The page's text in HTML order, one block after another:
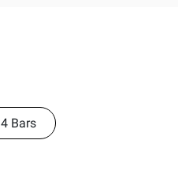
4 Bars